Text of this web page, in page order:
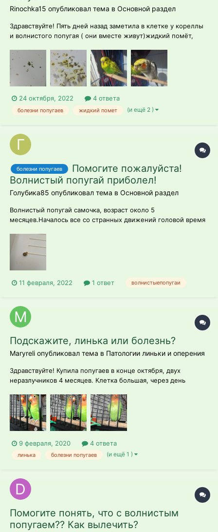
Rinochka15 опубликовал тема в Основной раздел
Здравствуйте! Пять дней назад заметила в клетке у кореллы
и волнистого попугая ( они вместе живут)жидкий помёт,
было, в квартире тепло. До заболевания давала траву(
пророщенную пшеницу), которую хранила в морозилке, но,
когда попугаи её...
24 октября, 2022 4 ответа
болезни попугаев жидкий помет (и ещё 2 )
болезни попугаев
Помогите пожалуйста!
Волнистый попугай приболел!
Голубика85 опубликовал тема в Основной раздел
Волнистый попугай самочка, возраст около 5
месяцев.Началось все со странных движений головой время
видела.Сейчас начала расчёсывать восковицу,а дыхание
через нос иногда со свистом.Похоже на насморк,но сопелек
не видно.Стул иногда бывает с водой.Ку...
11 февраля, 2022 1 ответ волнистыепопугаи
Подскажите, линька или болезнь?
Maryreli опубликовал тема в Патологии линьки и оперения
Здравствуйте! Купила попугаев в конце октября, двух
неразлучников 4 месяцев. Клетка большая, через день
корм основной+фрукты через день или чуть реже, есть
минеральный камень и минеральная смесь. Стул тоже
хороший. Летают часто. Купаться даю...
9 февраля, 2020 4 ответа
линька болезни попугаев (и ещё 1 )
Помогите понять, что с волнистым
попугаем?? Как вылечить?